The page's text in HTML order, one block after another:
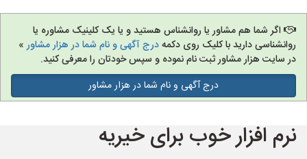
اگر شما هم مشاور یا روانشناس هستید و یا یک کلینیک مشاوره یا
روانشناسی دارید با کلیک روی دکمهدرج آگهی و نام شما در هزار مشاور»
در سایت هزار مشاور ثبت نام نموده و سپس خودتان را معرفی کنید.
درج آگهی و نام شما در هزار مشاور
نرم افزار خوب برای خیریه